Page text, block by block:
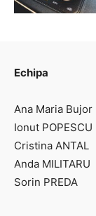
Echipa
Ana Maria Bujor
Ionut POPESCU
Cristina ANTAL
Anda MILITARU
Sorin PREDA